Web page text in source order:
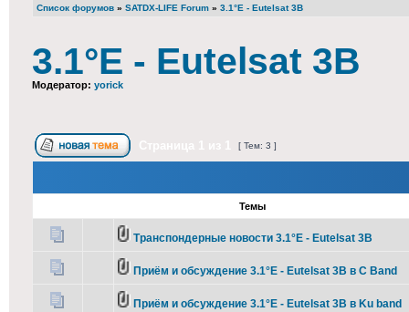
Список форумов » SATDX-LIFE Forum » 3.1°E - Eutelsat 3B
3.1°E - Eutelsat 3B
Модератор: yorick
[ Тем: 3 ]
Темы
Транспондерные новости 3.1°E - Eutelsat 3B
Приём и обсуждение 3.1°E - Eutelsat 3B в С Band
Приём и обсуждение 3.1°E - Eutelsat 3B в Ku band